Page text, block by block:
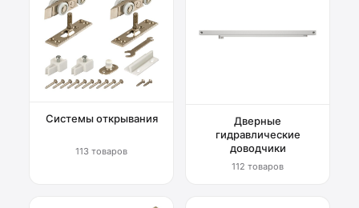
Системы открывания
113 товаров
Дверные
гидравлические
доводчики
112 товаров